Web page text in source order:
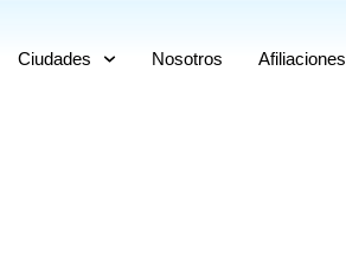
Ciudades Nosotros Afiliaciones